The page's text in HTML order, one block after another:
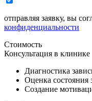
отправляя заявку, вы
конфиденциальности
Стоимость
Консультация в клинике
Диагностика
Оценка состояния
Создание